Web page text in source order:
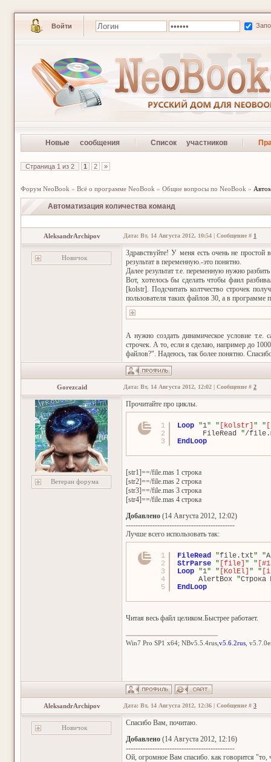
Войти
Новые сообщения Список участников
Страница 1 из 2 1 2 »
Форум NeoBook » Всё о программе NeoBook » Общие вопросы по NeoBook »
Автоматизация количества команд
AleksandrArchipov Дата: Вт, 14 Августа 2012, 10:54 | Сообщение # 1
Новичок
Здравствуйте! У меня есть очень не
результат в переменную.-это понятно.
Далее результат т.е. переменную нужно
Вот, хотелось бы сделать чтобы фаил
[kolstr]. Подсчитать колтчество строчек
пользователя таких файлов 30, а в
А нужно создать динамическое условие т.е.
строчек. А то, если я сделаю, например до
файлов?". Надеюсь, так более понятно.
Gorezcaid Дата: Вт, 14 Августа 2012, 12:02 | Сообщение # 2
Ветеран форума
Прочитайте про циклы.
1
2
3
Loop "1" " [kolstr] " "
FileRead "/
EndLoop
[str1]==/file.mas 1 строка
[str2]==/file.mas 2 строка
[str3]==/file.mas 3 строка
[str4]==/file.mas 4 строка
Добавлено (14 Августа 2012, 12:02)
---------------------------------------------
Лучше всего использовать так:
1
2
3
4
5
FileRead "file.txt" "
StrParse " [file] " "
Loop "1" " [KolEl] " "
AlertBox "
EndLoop
Читая весь файл целиком.Быстрее работает.
Win7 Pro SP1 x64; NBv5.5.4rus, v5.6.2rus ,
AleksandrArchipov Дата: Вт, 14 Августа 2012, 12:36 | Сообщение # 3
Новичок
Спасибо Вам, почитаю.
Добавлено (14 Августа 2012, 12:16)
---------------------------------------------
Ой, огромное Вам спасибо. как говорится "то,